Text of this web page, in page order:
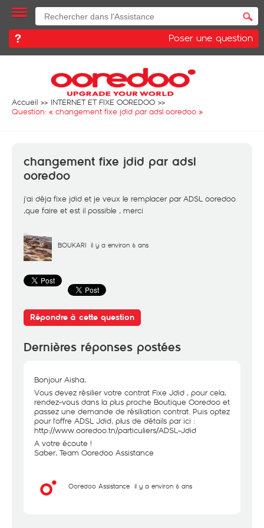
Poser une question
Accueil
INTERNET ET FIXE OOREDOO
Question: « changement fixe jdid par adsl ooredoo »
changement fixe jdid par adsl
ooredoo
j'ai déja fixe jdid et je veux le remplacer par ADSL ooredoo
,que faire et est il possible , merci
BOUKARI il y a environ 6 ans
Répondre à cette question
Dernières réponses postées
Bonjour Aisha,
Vous devez résilier votre contrat Fixe Jdid , pour cela,
rendez-vous dans la plus proche Boutique Ooredoo et
passez une demande de résiliation contrat. Puis optez
pour l'offre ADSL Jdid, plus de détails par ici :
http://www.ooredoo.tn/particuliers/ADSL-Jdid
A votre écoute !
Saber, Team Ooredoo Assistance
Ooredoo Assistance il y a environ 6 ans